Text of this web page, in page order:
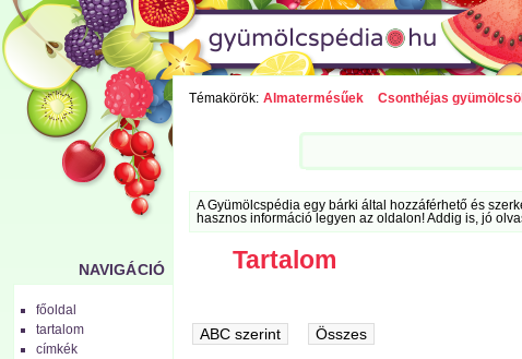
NAVIGÁCIÓ
főoldal
tartalom
címkék
Témakörök: Almatermésűek Csonthéjas
A Gyümölcspédia egy bárki által hozzáférhető és
hasznos információ legyen az oldalon! Addig is, jó
Tartalom